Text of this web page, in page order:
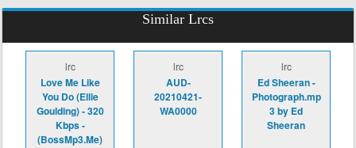
Similar Lrcs
lrc
Love Me Like
You Do (Ellie
Goulding) - 320
Kbps -
(BossMp3.Me)
lrc
AUD-
20210421-
WA0000
lrc
Ed Sheeran -
Photograph.mp
3 by Ed
Sheeran